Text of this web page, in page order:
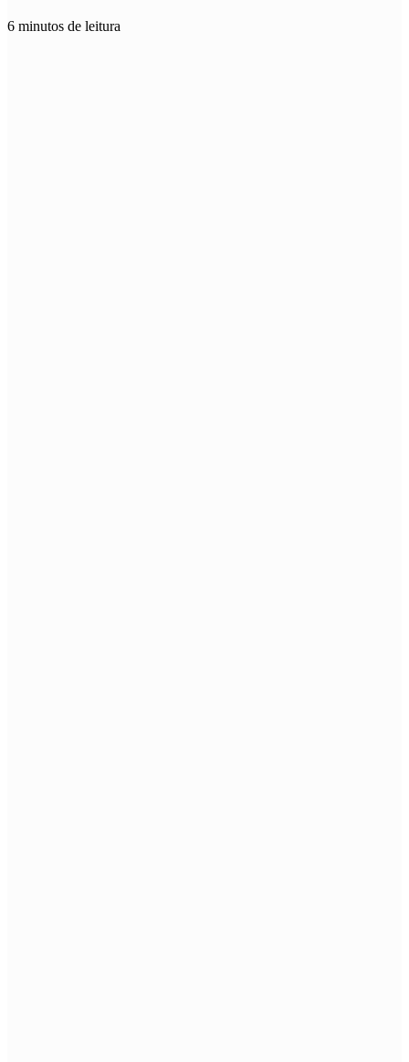
6 minutos de leitura